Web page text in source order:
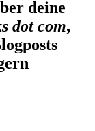
deine
dot com,